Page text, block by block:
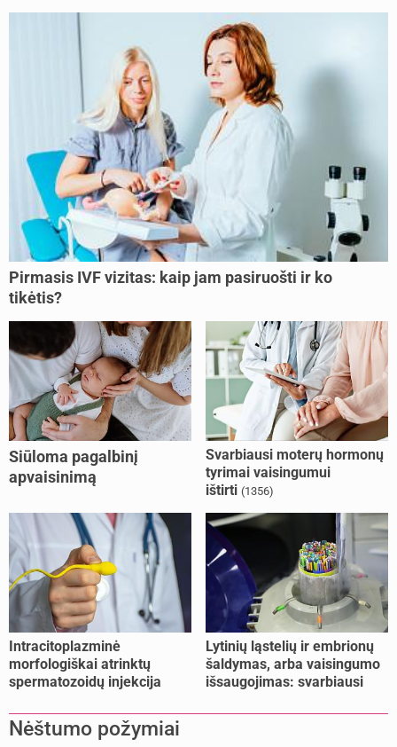
Pirmasis IVF vizitas: kaip jam pasiruošti ir ko
tikėtis?
Siūloma pagalbinį
apvaisinimą
nesusituokusiems, ir
vienišoms moterims
(10)
Svarbiausi moterų hormonų
tyrimai vaisingumui
ištirti (1356)
Intracitoplazminė
morfologiškai atrinktų
spermatozoidų injekcija
Lytinių ląstelių ir embrionų
šaldymas, arba vaisingumo
išsaugojimas: svarbiausi
Nėštumo požymiai